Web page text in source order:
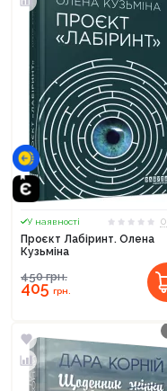
У наявності
0
Проєкт Лабіринт. Олена
Кузьміна
450грн.
405грн.